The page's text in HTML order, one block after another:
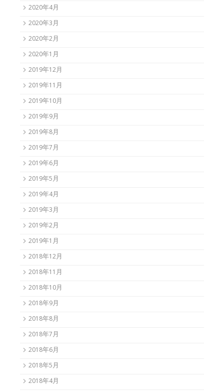
2020年4月
2020年3月
2020年2月
2020年1月
2019年12月
2019年11月
2019年10月
2019年9月
2019年8月
2019年7月
2019年6月
2019年5月
2019年4月
2019年3月
2019年2月
2019年1月
2018年12月
2018年11月
2018年10月
2018年9月
2018年8月
2018年7月
2018年6月
2018年5月
2018年4月